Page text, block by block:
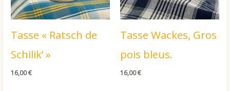
Tasse « Ratsch de
Schilik’ »
16,00€
Tasse Wackes, Gros
pois bleus.
16,00€